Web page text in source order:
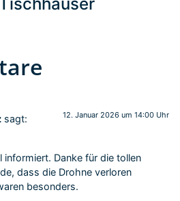
sagt: 12. Januar 2026 um 14:00 Uhr
informiert. Danke für die tollen
dass die Drohne verloren
besonders.